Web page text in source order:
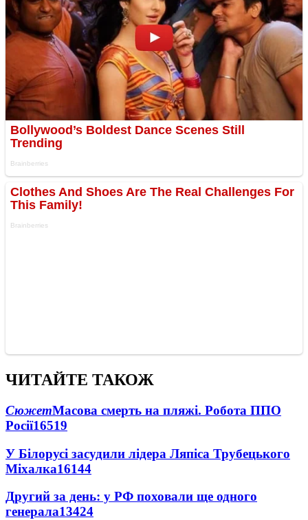
ЧИТАЙТЕ ТАКОЖ
СюжетМасова смерть на пляжі. Робота ППО
Росії16519
У Білорусі засудили лідера Ляпіса Трубецького
Міхалка16144
Другий за день: у РФ поховали ще одного
генерала13424